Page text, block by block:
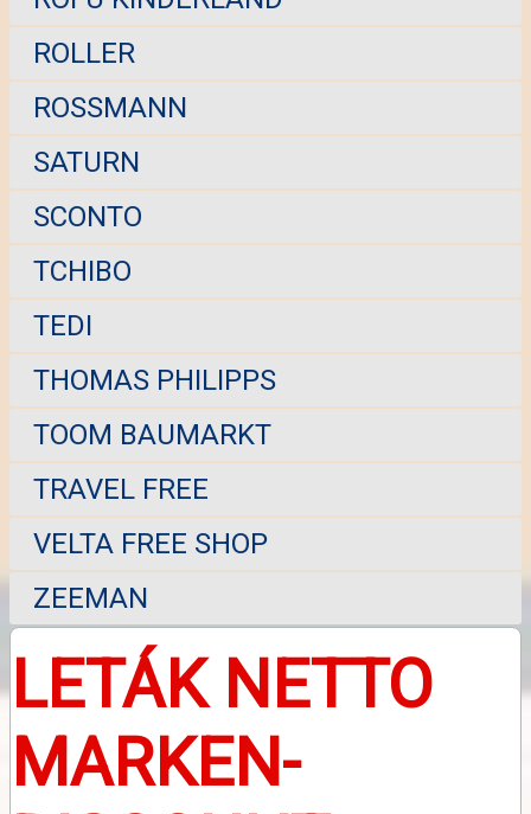
ROLLER
ROSSMANN
SATURN
SCONTO
TCHIBO
TEDI
THOMAS PHILIPPS
TOOM BAUMARKT
TRAVEL FREE
VELTA FREE SHOP
ZEEMAN
LETÁK NETTO
MARKEN-